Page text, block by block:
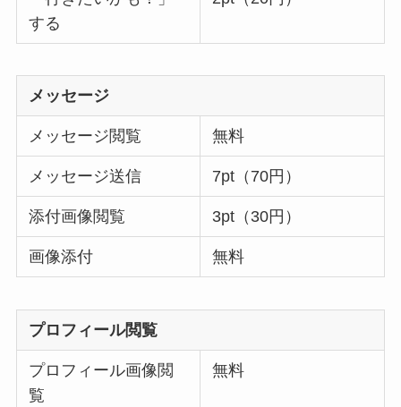
する
メッセージ
メッセージ閲覧 無料
メッセージ送信 7pt（70円）
添付画像閲覧 3pt（30円）
画像添付 無料
プロフィール閲覧
プロフィール画像閲
覧
無料